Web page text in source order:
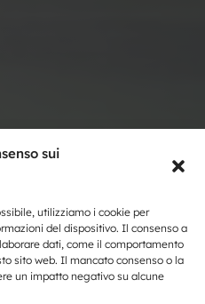
sui
utilizziamo i cookie per
del dispositivo. Il consenso a
dati, come il comportamento
sito web. Il mancato consenso o la
un impatto negativo su alcune